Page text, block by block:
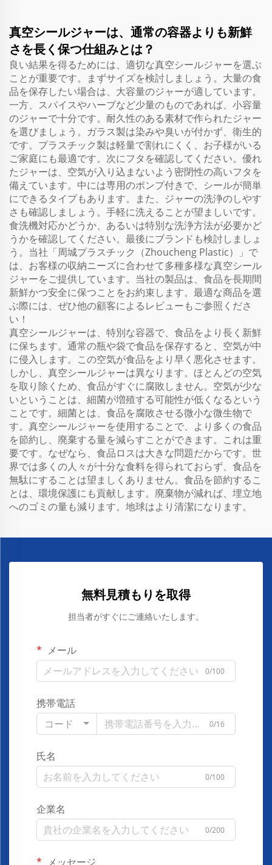
真空シールジャーは、通常の容器よりも新鮮
さを長く保つ仕組みとは？
良い結果を得るためには、適切な真空シールジャーを選ぶ
ことが重要です。まずサイズを検討しましょう。大量の食
品を保存したい場合は、大容量のジャーが適しています。
一方、スパイスやハーブなど少量のものであれば、小容量
のジャーで十分です。耐久性のある素材で作られたジャー
を選びましょう。ガラス製は染みや臭いが付かず、衛生的
です。プラスチック製は軽量で割れにくく、お子様がいる
ご家庭にも最適です。次にフタを確認してください。優れ
たジャーは、空気が入り込まないよう密閉性の高いフタを
備えています。中には専用のポンプ付きで、シールが簡単
にできるタイプもあります。また、ジャーの洗浄のしやす
さも確認しましょう。手軽に洗えることが望ましいです。
食洗機対応かどうか、あるいは特別な洗浄方法が必要かど
うかを確認してください。最後にブランドも検討しましょ
う。当社「周城プラスチック（Zhoucheng Plastic）」で
は、お客様の収納ニーズに合わせて多種多様な真空シール
ジャーをご提供しています。当社の製品は、食品を長期間
新鮮かつ安全に保つことをお約束します。最適な商品を選
ぶ際には、ぜひ他の顧客によるレビューもご参照くださ
い！
真空シールジャーは、特別な容器で、食品をより長く新鮮
に保ちます。通常の瓶や袋で食品を保存すると、空気が中
に侵入します。この空気が食品をより早く悪化させます。
しかし、真空シールジャーは異なります。ほとんどの空気
を取り除くため、食品がすぐに腐敗しません。空気が少な
いということは、細菌が増殖する可能性が低くなるという
ことです。細菌とは、食品を腐敗させる微小な微生物で
す。真空シールジャーを使用することで、より多くの食品
を節約し、廃棄する量を減らすことができます。これは重
要です。なぜなら、食品ロスは大きな問題だからです。世
界では多くの人々が十分な食料を得られておらず、食品を
無駄にすることは望ましくありません。食品を節約するこ
とは、環境保護にも貢献します。廃棄物が減れば、埋立地
へのゴミの量も減ります。地球はより清潔になります。
無料見積もりを取得
担当者がすぐにご連絡いたします。
メール
0/100
携帯電話
コード
0/16
氏名
0/100
企業名
0/200
メッセージ